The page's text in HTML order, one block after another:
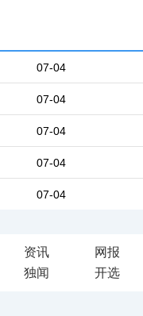
07-04
07-04
07-04
07-04
07-04
资讯
网报
独闻 开选